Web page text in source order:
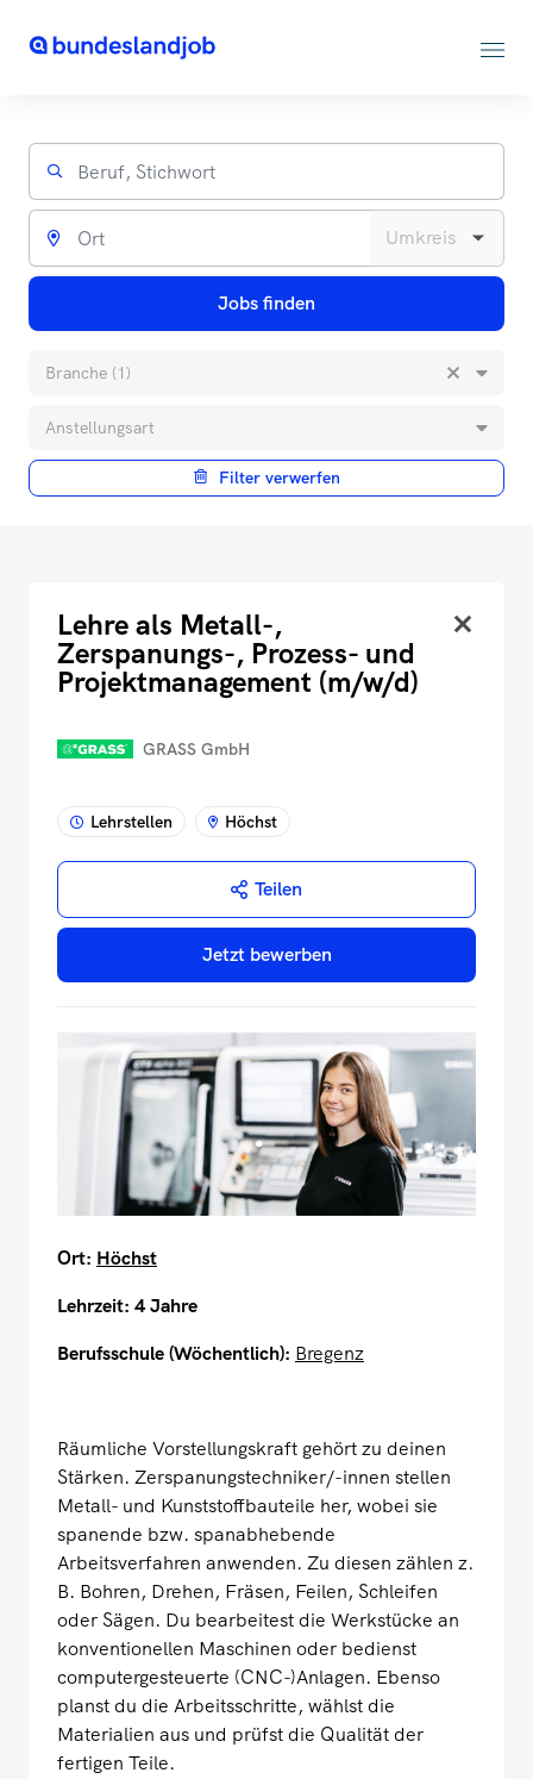
Jobs finden
Branche (1)
Anstellungsart
Filter verwerfen
Lehre als Metall-,
Zerspanungs-, Prozess- und
Projekt­management (m/w/d)
GRASS GmbH
Lehrstellen Höchst
Teilen
Jetzt bewerben
Ort: Höchst
Lehrzeit: 4 Jahre
Berufsschule (Wöchentlich): Bregenz
Räumliche Vorstellungskraft gehört zu deinen
Stärken. Zerspanungstechniker/-innen stellen
Metall- und Kunststoffbauteile her, wobei sie
spanende bzw. spanabhebende
Arbeitsverfahren anwenden. Zu diesen zählen z.
B. Bohren, Drehen, Fräsen, Feilen, Schleifen
oder Sägen. Du bearbeitest die Werkstücke an
konventionellen Maschinen oder bedienst
computergesteuerte (CNC-)Anlagen. Ebenso
planst du die Arbeitsschritte, wählst die
Materialien aus und prüfst die Qualität der
fertigen Teile.